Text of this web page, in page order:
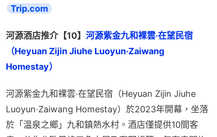
Trip.com
河源酒店推介【10】 河源紫金九和裸雲·在望民宿
（Heyuan Zijin Jiuhe Luoyun·Zaiwang
Homestay）
河源紫金九和裸雲·在望民宿（Heyuan Zijin Jiuhe
Luoyun·Zaiwang Homestay）於2023年開幕，坐落
於「温泉之鄉」九和鎮熱水村。酒店僅提供10間客